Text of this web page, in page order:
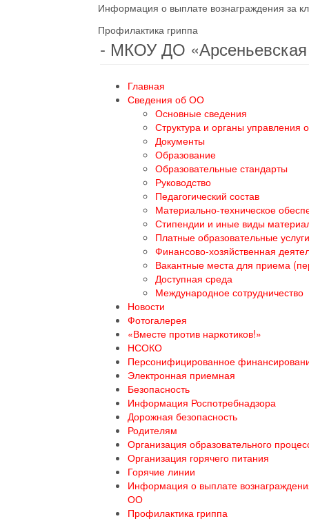
Информация о выплате вознаграждения за
Профилактика гриппа
- МКОУ ДО
Главная
Сведения об ОО
Основные сведения
Структура и органы управления
Документы
Образование
Образовательные стандарты
Руководство
Педагогический состав
Материально-техническое
Стипендии и иные виды
Платные образовательные услуги
Финансово-хозяйственная
Вакантные места для приема
Доступная среда
Международное сотрудничество
Новости
Фотогалерея
«Вместе против наркотиков!»
НСОКО
Персонифицированное
Электронная приемная
Безопасность
Информация Роспотребнадзора
Дорожная безопасность
Родителям
Организация образовательного
Организация горячего питания
Горячие линии
Информация о выплате
ОО
Профилактика гриппа